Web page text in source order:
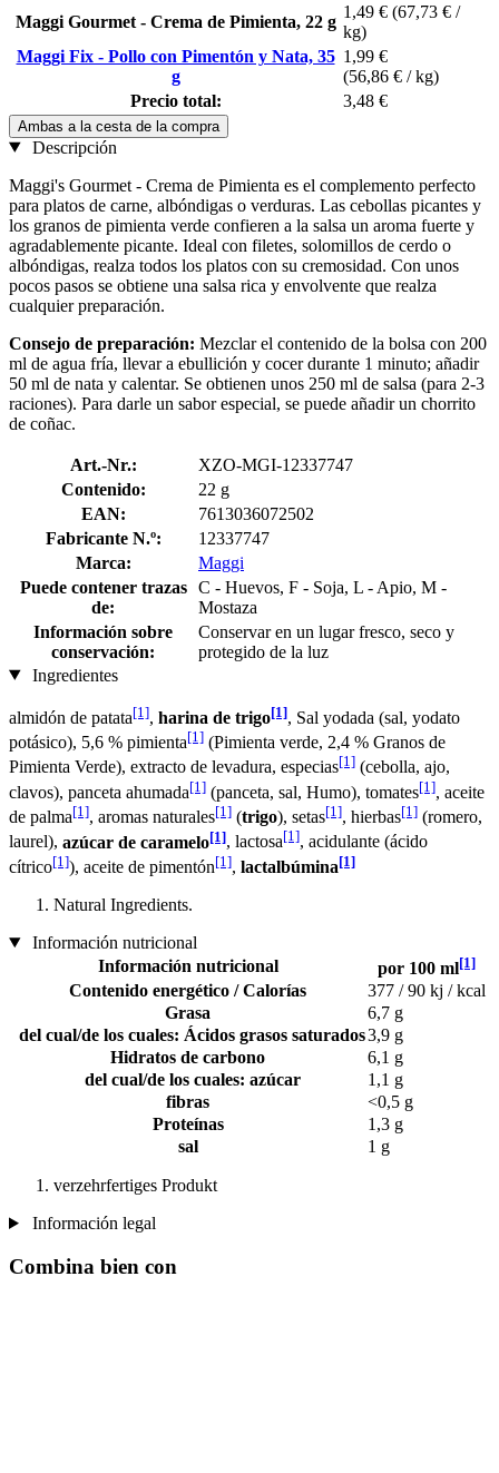
Maggi Gourmet - Crema de Pimienta, 22 g
1,49 € (67,73 € /
kg)
Maggi Fix - Pollo con Pimentón y Nata, 35
g
1,99 €
(56,86 € / kg)
Precio total:
3,48 €
Ambas a la cesta de la compra
Descripción
Maggi's Gourmet - Crema de Pimienta es el complemento perfecto
para platos de carne, albóndigas o verduras. Las cebollas picantes y
los granos de pimienta verde confieren a la salsa un aroma fuerte y
agradablemente picante. Ideal con filetes, solomillos de cerdo o
albóndigas, realza todos los platos con su cremosidad. Con unos
pocos pasos se obtiene una salsa rica y envolvente que realza
cualquier preparación.
Consejo de preparación: Mezclar el contenido de la bolsa con 200
ml de agua fría, llevar a ebullición y cocer durante 1 minuto; añadir
50 ml de nata y calentar. Se obtienen unos 250 ml de salsa (para 2-3
raciones). Para darle un sabor especial, se puede añadir un chorrito
de coñac.
Art.-Nr.:
XZO-MGI-12337747
Contenido:
22 g
EAN:
7613036072502
Fabricante N.º:
12337747
Marca:
Maggi
Puede contener trazas
de:
C - Huevos, F - Soja, L - Apio, M -
Mostaza
Información sobre
conservación:
Conservar en un lugar fresco, seco y
protegido de la luz
Ingredientes
almidón de patata[1], harina de trigo[1], Sal yodada (sal, yodato
potásico), 5,6 % pimienta[1] (Pimienta verde, 2,4 % Granos de
Pimienta Verde), extracto de levadura, especias[1] (cebolla, ajo,
clavos), panceta ahumada[1] (panceta, sal, Humo), tomates[1], aceite
de palma[1], aromas naturales[1] (trigo), setas[1], hierbas[1] (romero,
laurel), azúcar de caramelo[1], lactosa[1], acidulante (ácido
cítrico[1]), aceite de pimentón[1], lactalbúmina[1]
Natural Ingredients.
Información nutricional
Información nutricional
por 100 ml[1]
Contenido energético / Calorías
377 / 90 kj / kcal
Grasa
6,7 g
del cual/de los cuales: Ácidos grasos saturados3,9 g
Hidratos de carbono
6,1 g
del cual/de los cuales: azúcar
1,1 g
fibras
<0,5 g
Proteínas
1,3 g
sal
1 g
verzehrfertiges Produkt
Información legal
Combina bien con